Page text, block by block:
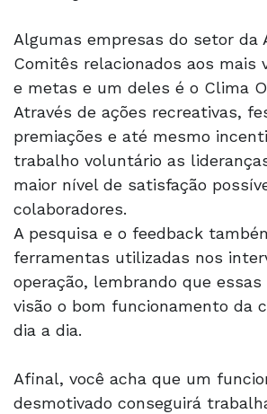
Algumas empresas do setor da
Comitês relacionados aos mais
e metas e um deles é o Clima
Através de ações recreativas,
premiações e até mesmo
trabalho voluntário as
maior nível de satisfação
colaboradores.
A pesquisa e o feedback
ferramentas utilizadas nos
operação, lembrando que
visão o bom funcionamento da
dia a dia.
Afinal, você acha que um
desmotivado conseguirá